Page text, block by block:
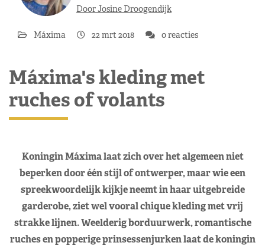
Door Josine Droogendijk
Máxima 22 mrt 2018 0 reacties
Máxima's kleding met
ruches of volants
Koningin Máxima laat zich over het algemeen niet
beperken door één stijl of ontwerper, maar wie een
spreekwoordelijk kijkje neemt in haar uitgebreide
garderobe, ziet wel vooral chique kleding met vrij
strakke lijnen. Weelderig borduurwerk, romantische
ruches en popperige prinsessenjurken laat de koningin